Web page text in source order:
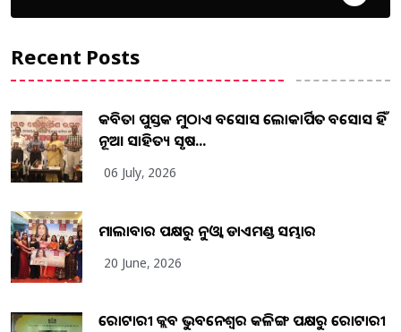
Recent Posts
କବିତା ପୁସ୍ତକ ମୁଠାଏ ଅବସୋସ ଲୋକାର୍ପିତ ଅବସୋସ ହିଁ
ନୂଆ ସାହିତ୍ୟ ସୃଷ...
06 July, 2026
ମାଲାବାର ପକ୍ଷରୁ ନୁଓ୍ବା ଡାଏମଣ୍ଡ ସମ୍ଭାର
20 June, 2026
ରୋଟାରୀ କ୍ଲବ ଭୁବନେଶ୍ୱର କଳିଙ୍ଗ ପକ୍ଷରୁ ରୋଟାରୀ